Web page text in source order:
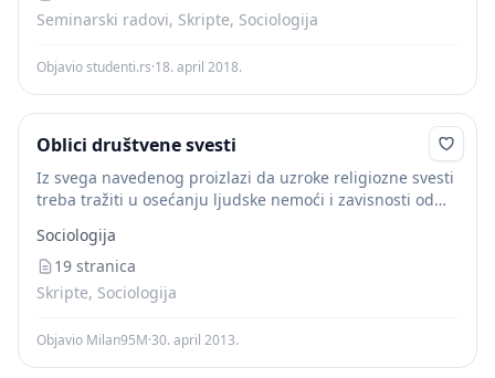
Seminarski radovi, Skripte, Sociologija
Objavio studenti.rs·18. april 2018.
Oblici društvene svesti
Iz svega navedenog proizlazi da uzroke religiozne svesti
treba tražiti u osećanju ljudske nemoći i zavisnosti od
poznavao. Prema tome, religija je...
Sociologija
19 stranica
Skripte, Sociologija
Objavio Milan95M·30. april 2013.